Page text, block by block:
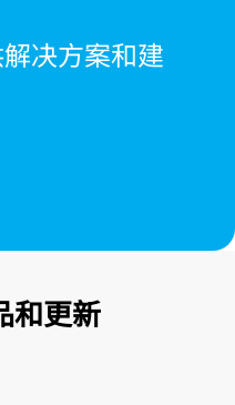
决方案和建
和更新